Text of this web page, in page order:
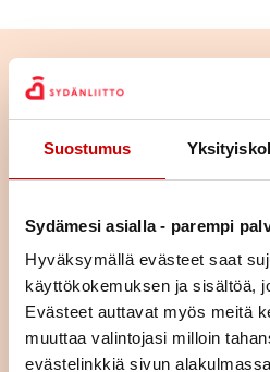
Suostumus
Sydämesi asialla - parempi
Hyväksymällä evästeet saat
käyttökokemuksen ja sisältöä,
Evästeet auttavat myös meitä
muuttaa valintojasi milloin
evästelinkkiä sivun
Lue seuraavaksi
sydäntä – näin työpäivään
Pitkä tie tahdistinhoidossa
johdoton tahdistin
normaalin arjen